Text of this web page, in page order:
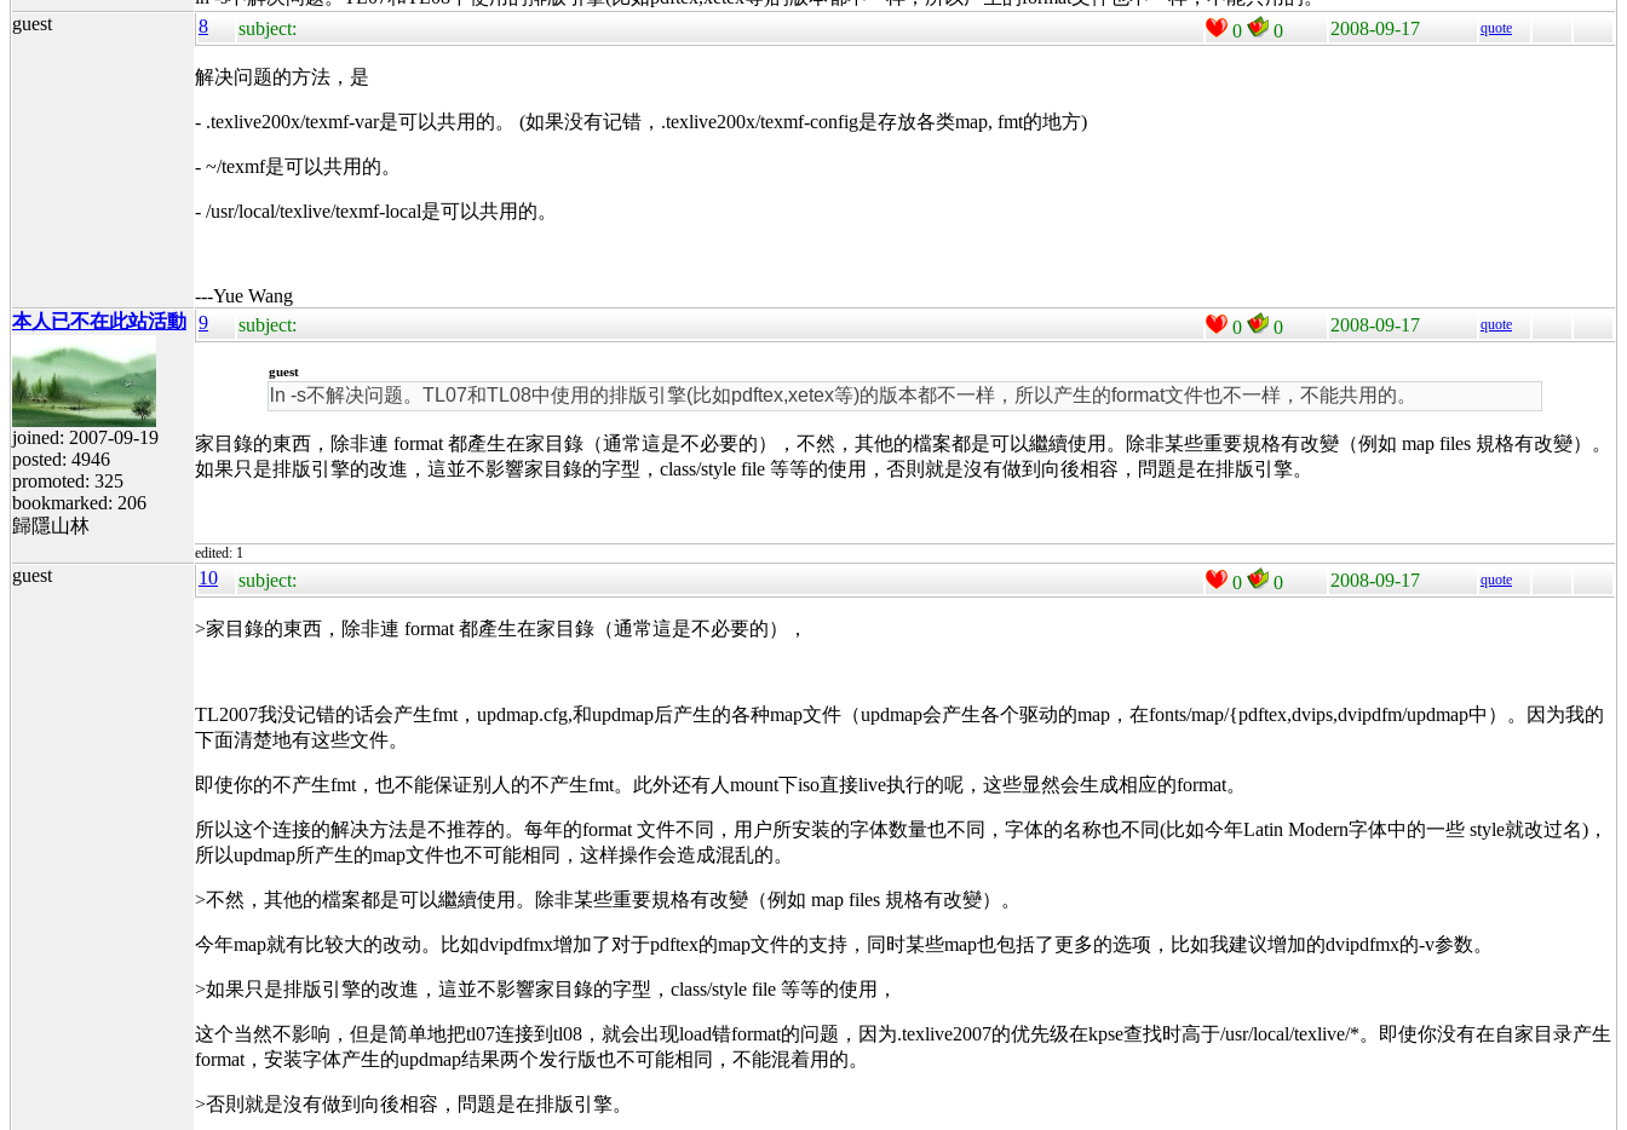
guest
8 subject: 0 0 2008-09-17 quote
解决问题的方法，是
- .texlive200x/texmf-var是可以共用的。 (如果没有记错，.texlive200x/texmf-config是存放各类map, fmt的地方)
- ~/texmf是可以共用的。
- /usr/local/texlive/texmf-local是可以共用的。
---Yue Wang
本人已不在此站活動
joined: 2007-09-19
posted: 4946
promoted: 325
bookmarked: 206
歸隱山林
9 subject: 0 0 2008-09-17 quote
guest
ln -s不解决问题。TL07和TL08中使用的排版引擎(比如pdftex,xetex等)的版本都不一样，所以产生的format文件也不一样，不能共用的。
家目錄的東西，除非連 format 都產生在家目錄（通常這是不必要的），不然，其他的檔案都是可以繼續使用。除非某些重要規格有改變（例如 map files 規格有改變）。
如果只是排版引擎的改進，這並不影響家目錄的字型，class/style file 等等的使用，否則就是沒有做到向後相容，問題是在排版引擎。
edited: 1
guest 10 subject: 0 0 2008-09-17 quote
>家目錄的東西，除非連 format 都產生在家目錄（通常這是不必要的），
TL2007我没记错的话会产生fmt，updmap.cfg,和updmap后产生的各种map文件（updmap会产生各个驱动的map，在fonts/map/{pdftex,dvips,dvipdfm/updmap中）。因为我的
下面清楚地有这些文件。
即使你的不产生fmt，也不能保证别人的不产生fmt。此外还有人mount下iso直接live执行的呢，这些显然会生成相应的format。
所以这个连接的解决方法是不推荐的。每年的format 文件不同，用户所安装的字体数量也不同，字体的名称也不同(比如今年Latin Modern字体中的一些 style就改过名)，
所以updmap所产生的map文件也不可能相同，这样操作会造成混乱的。
>不然，其他的檔案都是可以繼續使用。除非某些重要規格有改變（例如 map files 規格有改變）。
今年map就有比较大的改动。比如dvipdfmx增加了对于pdftex的map文件的支持，同时某些map也包括了更多的选项，比如我建议增加的dvipdfmx的-v参数。
>如果只是排版引擎的改進，這並不影響家目錄的字型，class/style file 等等的使用，
这个当然不影响，但是简单地把tl07连接到tl08，就会出现load错format的问题，因为.texlive2007的优先级在kpse查找时高于/usr/local/texlive/*。即使你没有在自家目录产生
format，安装字体产生的updmap结果两个发行版也不可能相同，不能混着用的。
>否則就是沒有做到向後相容，問題是在排版引擎。